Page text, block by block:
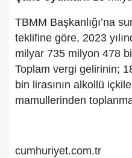
TBMM Başkanlığı’na
teklifine göre, 2023
milyar 735 milyon 478
Toplam vergi gelirinin;
bin lirasının alkollü
mamullerinden
cumhuriyet.com.tr